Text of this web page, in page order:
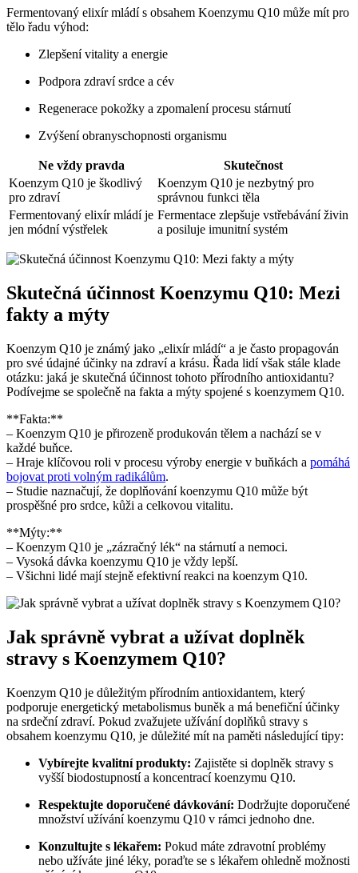
Fermentovaný elixír mládí s obsahem Koenzymu Q10 může mít pro
tělo řadu výhod:
Zlepšení vitality a energie
Podpora zdraví srdce a cév
Regenerace pokožky a zpomalení procesu stárnutí
Zvýšení obranyschopnosti organismu
Ne vždy pravda
Skutečnost
Koenzym Q10 je škodlivý
pro zdraví
Koenzym Q10 je nezbytný pro
správnou funkci těla
Fermentovaný elixír mládí je
jen módní výstřelek
Fermentace zlepšuje vstřebávání živin
a posiluje imunitní systém
Skutečná účinnost Koenzymu Q10: Mezi
fakty a mýty
Koenzym Q10 je známý jako „elixír mládí“ a je často propagován
pro své údajné účinky na zdraví a krásu. Řada lidí však stále klade
otázku: jaká je skutečná účinnost tohoto přírodního antioxidantu?
Podívejme se společně na fakta a mýty spojené s koenzymem Q10.
**Fakta:**
– Koenzym Q10 je přirozeně produkován tělem a nachází se v
každé buňce.
– Hraje klíčovou roli v procesu výroby energie v buňkách a pomáhá
bojovat proti volným radikálům.
– Studie naznačují, že doplňování koenzymu Q10 může být
prospěšné pro srdce, kůži a celkovou vitalitu.
**Mýty:**
– Koenzym Q10 je „zázračný lék“ na stárnutí a nemoci.
– Vysoká dávka koenzymu Q10 je vždy lepší.
– Všichni lidé mají stejně efektivní reakci na koenzym Q10.
Jak správně vybrat a užívat doplněk
stravy s Koenzymem Q10?
Koenzym Q10 je důležitým přírodním antioxidantem, který
podporuje energetický metabolismus buněk a má benefiční účinky
na srdeční zdraví. Pokud zvažujete užívání doplňků stravy s
obsahem koenzymu Q10, je důležité mít na paměti následující tipy:
Vybírejte kvalitní produkty: Zajistěte si doplněk stravy s
vyšší biodostupností a koncentrací koenzymu Q10.
Respektujte doporučené dávkování: Dodržujte doporučené
množství užívání koenzymu Q10 v rámci jednoho dne.
Konzultujte s lékařem: Pokud máte zdravotní problémy
nebo užíváte jiné léky, poraďte se s lékařem ohledně možnosti